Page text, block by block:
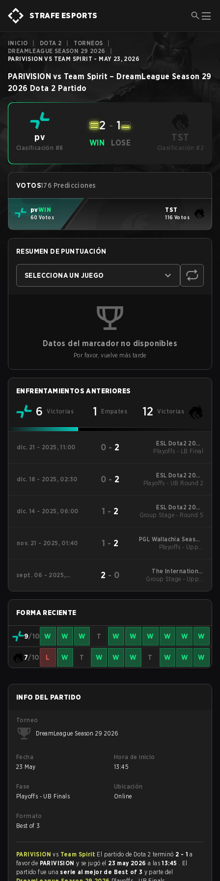
STRAFE ESPORTS
INICIO DOTA 2 TORNEOS
DREAMLEAGUE SEASON 29 2026
PARIVISION VS TEAM SPIRIT - MAY 23, 2026
PARIVISION vs Team Spirit – DreamLeague Season 29
2026 Dota 2 Partido
pv
Clasificación #8
WIN
2 - 1
LOSE TST
Clasificación #2
VOTOS176 Predicciones
pvWIN
60 Votos
TST
116 Votos
RESUMEN DE PUNTUACIÓN
SELECCIONA UN JUEGO
Datos del marcador no disponibles
Por favor, vuelve más tarde
ENFRENTAMIENTOS ANTERIORES
6 Victorias 1 Empates 12 Victorias
dic. 21 - 2025, 11:00 0 - 2
ESL Dota2 2025
DreamLeague Season
Playoffs - LB Final
dic. 18 - 2025, 02:30 0 - 2
ESL Dota2 2025
DreamLeague Season
Playoffs - UB Round 2
dic. 14 - 2025, 06:00 1 - 2
ESL Dota2 2025
DreamLeague Season
Group Stage - Round 5
nov. 21 - 2025, 01:40 1 - 2
PGL Wallachia Season
6 Main Tournament
Playoffs - Upper
sept. 06 - 2025,
2 - 0
The International
2025 Main Event
Group Stage - Upper
FORMA RECIENTE
9/10 W W W T W W W W W W
7/10 L W T W W W T W W W
INFO DEL PARTIDO
Torneo
DreamLeague Season 29 2026
Fecha
23 May
Hora de inicio
13:45
Fase
Playoffs - UB Finals
Ubicación
Online
Formato
Best of 3
PARIVISIONvs Team Spirit El partido de Dota 2 terminó 2 - 1 a
favor de PARIVISIONy se jugó el 23 may 2026a las13:45 . El
partido fue una serie al mejor de Best of 3 y parte del